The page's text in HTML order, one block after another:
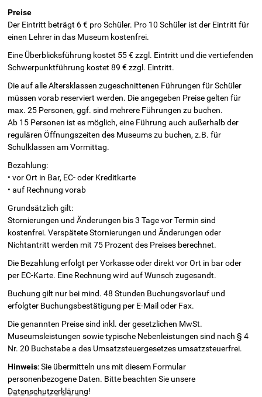
Preise
Der Eintritt beträgt 6 € pro Schüler. Pro 10 Schüler ist der Eintritt für
einen Lehrer in das Museum kostenfrei.
Eine Überblicksführung kostet 55 € zzgl. Eintritt und die vertiefenden
Schwerpunktführung kostet 89 € zzgl. Eintritt.
Die auf alle Altersklassen zugeschnittenen Führungen für Schüler
müssen vorab reserviert werden. Die angegeben Preise gelten für
max. 25 Personen, ggf. sind mehrere Führungen zu buchen.
Ab 15 Personen ist es möglich, eine Führung auch außerhalb der
regulären Öffnungszeiten des Museums zu buchen, z.B. für
Schulklassen am Vormittag.
Bezahlung:
• vor Ort in Bar, EC- oder Kreditkarte
• auf Rechnung vorab
Grundsätzlich gilt:
Stornierungen und Änderungen bis 3 Tage vor Termin sind
kostenfrei. Verspätete Stornierungen und Änderungen oder
Nichtantritt werden mit 75 Prozent des Preises berechnet.
Die Bezahlung erfolgt per Vorkasse oder direkt vor Ort in bar oder
per EC-Karte. Eine Rechnung wird auf Wunsch zugesandt.
Buchung gilt nur bei mind. 48 Stunden Buchungsvorlauf und
erfolgter Buchungsbestätigung per E-Mail oder Fax.
Die genannten Preise sind inkl. der gesetzlichen MwSt.
Museumsleistungen sowie typische Nebenleistungen sind nach § 4
Nr. 20 Buchstabe a des Umsatzsteuergesetzes umsatzsteuerfrei.
Hinweis: Sie übermitteln uns mit diesem Formular
personenbezogene Daten. Bitte beachten Sie unsere
Datenschutzerklärung!